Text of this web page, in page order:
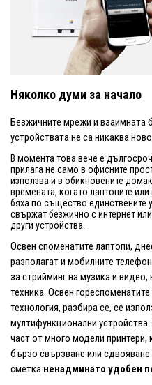
Няколко думи за начало
Безжичните мрежи и
устройствата не са никаква
В момента това вече е
прилага не само в офисните
използва и в обикновените
времената, когато лаптопите
бяха по същество единствените
свържат безжично с интернет
други устройства.
Освен споменатите лаптопи,
разполагат и мобилните
за стрийминг на музика и
техника. Освен
технология, разбира се, се
мултифункционални
част от много модели
бързо свързване или сдвояване
сметка ненадминато удобен